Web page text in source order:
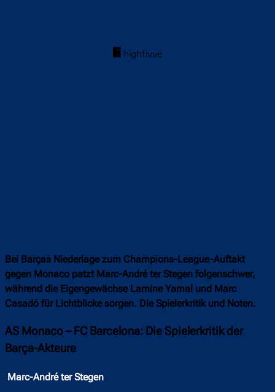
Bei Barças Niederlage zum Champions-League-Auftakt
gegen Monaco patzt Marc-André ter Stegen folgenschwer,
während die Eigengewächse Lamine Yamal und Marc
Casadó für Lichtblicke sorgen. Die Spielerkritik und Noten.
AS Monaco – FC Barcelona: Die Spielerkritik der
Barça-Akteure
Marc-André ter Stegen